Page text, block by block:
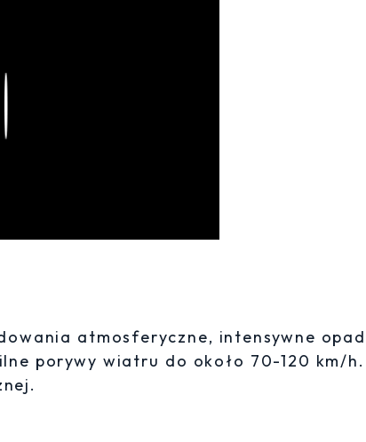
atmosferyczne, intensywne
porywy wiatru do około 70-120 km/h.